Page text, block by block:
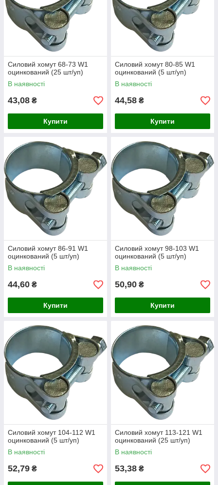
Силовий хомут 68-73 W1
оцинкований (25 шт/уп)
В наявності
43,08 ₴
Купити
Силовий хомут 80-85 W1
оцинкований (5 шт/уп)
В наявності
44,58 ₴
Купити
Силовий хомут 86-91 W1
оцинкований (5 шт/уп)
В наявності
44,60 ₴
Купити
Силовий хомут 98-103 W1
оцинкований (5 шт/уп)
В наявності
50,90 ₴
Купити
Силовий хомут 104-112 W1
оцинкований (5 шт/уп)
В наявності
52,79 ₴
Силовий хомут 113-121 W1
оцинкований (25 шт/уп)
В наявності
53,38 ₴